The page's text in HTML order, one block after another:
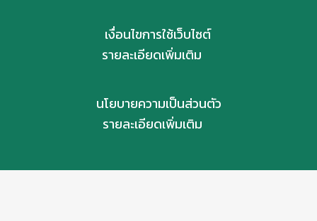
เงื่อนไขการใช้เว็บไซต์
รายละเอียดเพิ่มเติม
นโยบายความเป็นส่วนตัว
รายละเอียดเพิ่มเติม